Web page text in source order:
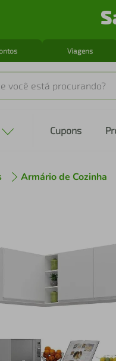
Viagens
está procurando?
Cupons
Armário de Cozinha